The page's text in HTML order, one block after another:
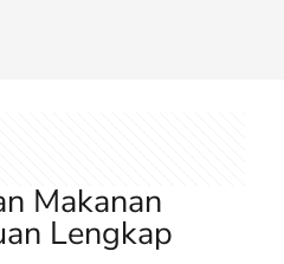
Makanan
Lengkap